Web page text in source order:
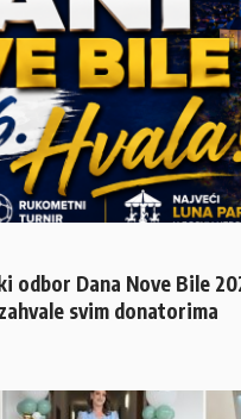
odbor Dana Nove Bile
svim donatorima